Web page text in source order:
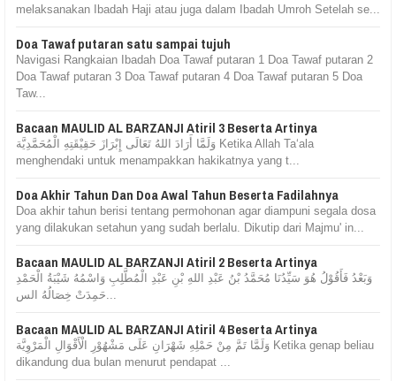
melaksanakan Ibadah Haji atau juga dalam Ibadah Umroh Setelah se...
Doa Tawaf putaran satu sampai tujuh
Navigasi Rangkaian Ibadah Doa Tawaf putaran 1 Doa Tawaf putaran 2
Doa Tawaf putaran 3 Doa Tawaf putaran 4 Doa Tawaf putaran 5 Doa
Taw...
Bacaan MAULID AL BARZANJI Atiril 3 Beserta Artinya
وَلَمَّا أَرَادَ اللهُ تَعَالَى إِبْرَازَ حَقِيْقَتِهِ الْمُحَمَّدِيَّة Ketika Allah Ta‘ala
menghendaki untuk menampakkan hakikatnya yang t...
Doa Akhir Tahun Dan Doa Awal Tahun Beserta Fadilahnya
Doa akhir tahun berisi tentang permohonan agar diampuni segala dosa
yang dilakukan setahun yang sudah berlalu. Dikutip dari Majmu' in...
Bacaan MAULID AL BARZANJI Atiril 2 Beserta Artinya
وَبَعْدُ فَأَقُوْلُ هُوَ سَيِّدُنَا مُحَمَّدُ بْنُ عَبْدِ اللهِ بْنِ عَبْدِ الْمُطَّلِبِ وَاسْمُهُ شَيْبَةُ الْحَمْدِ
Bacaan MAULID AL BARZANJI Atiril 4 Beserta Artinya
وَلَمَّا تَمَّ مِنْ حَمْلِهِ شَهْرَانِ عَلَى مَشْهُوْرِ الْأَقْوَالِ الْمَرْوِيَّة Ketika genap beliau
dikandung dua bulan menurut pendapat ...